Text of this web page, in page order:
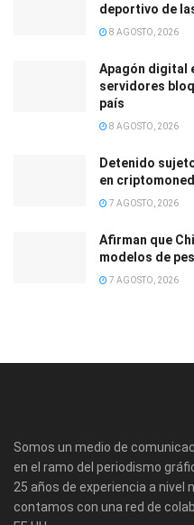
deportivo de
8 AGOSTO, 2026
Apagón digital
servidores
país
8 AGOSTO, 2026
Detenido
en
7 AGOSTO, 2026
Afirman que
modelos de
7 AGOSTO, 2026
Somos un medio de
en el ramo del periodismo
25 años de experiencia a nivel
contamos con una red de